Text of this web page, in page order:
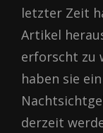
letzter Zeit
Artikel
erforscht zu
haben sie
derzeit